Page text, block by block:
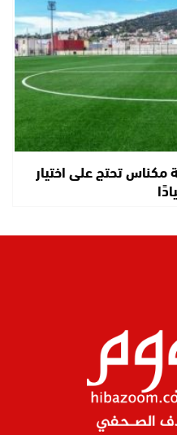
مكناس تحتج على اختيار